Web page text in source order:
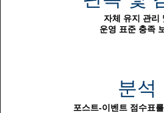
자체 유지 관리
운영 표준 충족
분석
포스트-이벤트 점수표